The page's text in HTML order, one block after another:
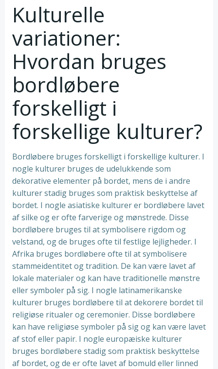
Kulturelle
variationer:
Hvordan bruges
bordløbere
forskelligt i
forskellige kulturer?
Bordløbere bruges forskelligt i forskellige kulturer. I
nogle kulturer bruges de udelukkende som
dekorative elementer på bordet, mens de i andre
kulturer stadig bruges som praktisk beskyttelse af
bordet. I nogle asiatiske kulturer er bordløbere lavet
af silke og er ofte farverige og mønstrede. Disse
bordløbere bruges til at symbolisere rigdom og
velstand, og de bruges ofte til festlige lejligheder. I
Afrika bruges bordløbere ofte til at symbolisere
stammeidentitet og tradition. De kan være lavet af
lokale materialer og kan have traditionelle mønstre
eller symboler på sig. I nogle latinamerikanske
kulturer bruges bordløbere til at dekorere bordet til
religiøse ritualer og ceremonier. Disse bordløbere
kan have religiøse symboler på sig og kan være lavet
af stof eller papir. I nogle europæiske kulturer
bruges bordløbere stadig som praktisk beskyttelse
af bordet, og de er ofte lavet af bomuld eller linned